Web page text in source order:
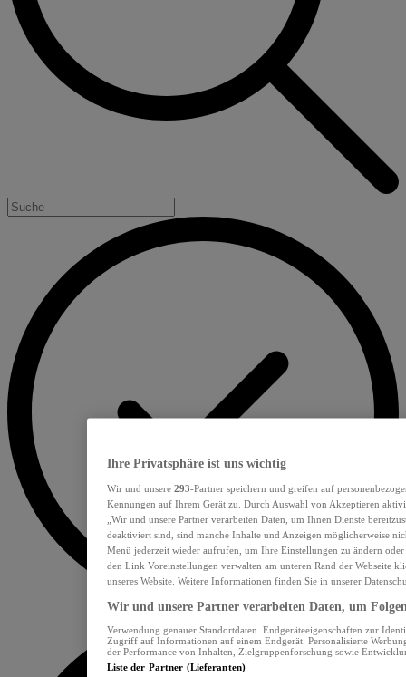
Ihre Privatsphäre ist uns wichtig
Wir und unsere 293-Partner speichern und greifen auf
Kennungen auf Ihrem Gerät zu. Durch Auswahl von Akzeptieren
„Wir und unsere Partner verarbeiten Daten, um Ihnen Dienste
deaktiviert sind, sind manche Inhalte und Anzeigen möglicherweise
Menü jederzeit wieder aufrufen, um Ihre Einstellungen zu ändern
den Link Voreinstellungen verwalten am unteren Rand der Webseite
unseres Website. Weitere Informationen finden Sie in unserer
Wir und unsere Partner verarbeiten Daten, um
Verwendung genauer Standortdaten. Endgeräteeigenschaften zur
Zugriff auf Informationen auf einem Endgerät. Personalisierte
der Performance von Inhalten, Zielgruppenforschung sowie
Liste der Partner (Lieferanten)